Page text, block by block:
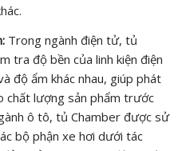
Trong ngành điện tử, tủ
tra độ bền của linh kiện điện
độ ẩm khác nhau, giúp phát
chất lượng sản phẩm trước
ô tô, tủ Chamber được sử
bộ phận xe hơi dưới tác